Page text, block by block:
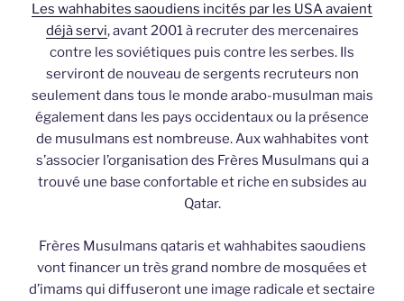
Les wahhabites saoudiens incités par les USA avaient
déjà servi, avant 2001 à recruter des mercenaires
contre les soviétiques puis contre les serbes. Ils
serviront de nouveau de sergents recruteurs non
seulement dans tous le monde arabo-musulman mais
également dans les pays occidentaux ou la présence
de musulmans est nombreuse. Aux wahhabites vont
s’associer l’organisation des Frères Musulmans qui a
trouvé une base confortable et riche en subsides au
Qatar.
Frères Musulmans qataris et wahhabites saoudiens
vont financer un très grand nombre de mosquées et
d’imams qui diffuseront une image radicale et sectaire